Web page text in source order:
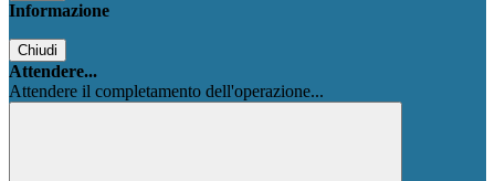
Informazione
Chiudi
Attendere...
Attendere il completamento dell'operazione...